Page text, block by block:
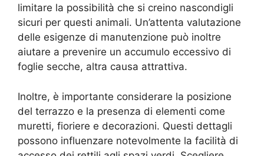
limitare la possibilità che si creino nascondigli
sicuri per questi animali. Un’attenta valutazione
delle esigenze di manutenzione può inoltre
aiutare a prevenire un accumulo eccessivo di
foglie secche, altra causa attrattiva.
Inoltre, è importante considerare la posizione
del terrazzo e la presenza di elementi come
muretti, fioriere e decorazioni. Questi dettagli
possono influenzare notevolmente la facilità di